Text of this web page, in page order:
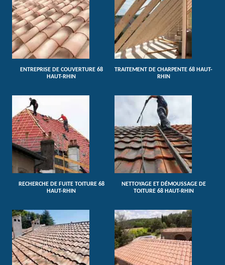
ENTREPRISE DE COUVERTURE 68
HAUT-RHIN
TRAITEMENT DE CHARPENTE 68 HAUT-
RHIN
RECHERCHE DE FUITE TOITURE 68
HAUT-RHIN
NETTOYAGE ET DÉMOUSSAGE DE
TOITURE 68 HAUT-RHIN